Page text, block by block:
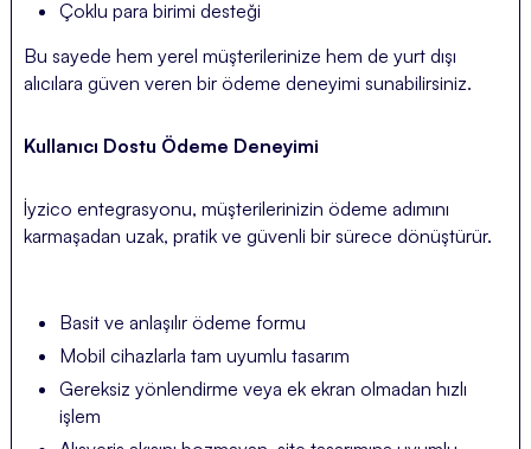
Çoklu para birimi desteği
Bu sayede hem yerel müşterilerinize hem de yurt dışı
alıcılara güven veren bir ödeme deneyimi sunabilirsiniz.
Kullanıcı Dostu Ödeme Deneyimi
İyzico entegrasyonu, müşterilerinizin ödeme adımını
karmaşadan uzak, pratik ve güvenli bir sürece dönüştürür.
Basit ve anlaşılır ödeme formu
Mobil cihazlarla tam uyumlu tasarım
Gereksiz yönlendirme veya ek ekran olmadan hızlı
işlem